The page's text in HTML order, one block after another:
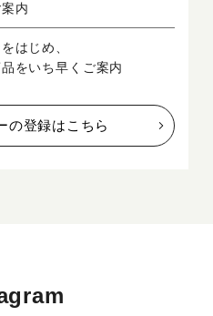
内
はじめ、
をいち早くご案内
の登録はこちら